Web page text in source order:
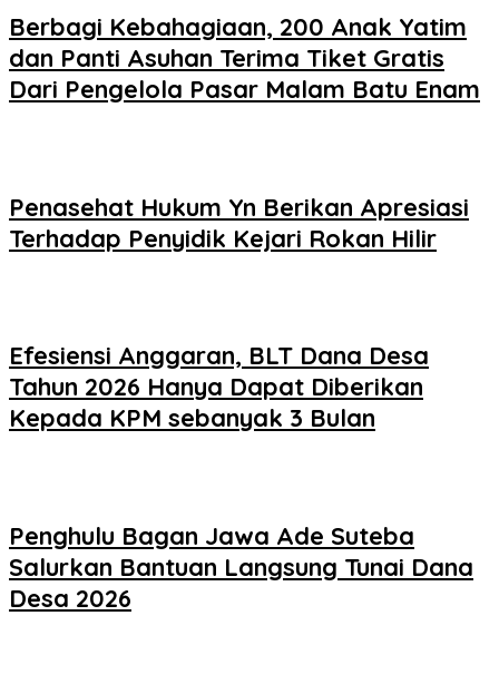
Berbagi Kebahagiaan, 200 Anak Yatim
dan Panti Asuhan Terima Tiket Gratis
Dari Pengelola Pasar Malam Batu Enam
Penasehat Hukum Yn Berikan Apresiasi
Terhadap Penyidik Kejari Rokan Hilir
Efesiensi Anggaran, BLT Dana Desa
Tahun 2026 Hanya Dapat Diberikan
Kepada KPM sebanyak 3 Bulan
Penghulu Bagan Jawa Ade Suteba
Salurkan Bantuan Langsung Tunai Dana
Desa 2026